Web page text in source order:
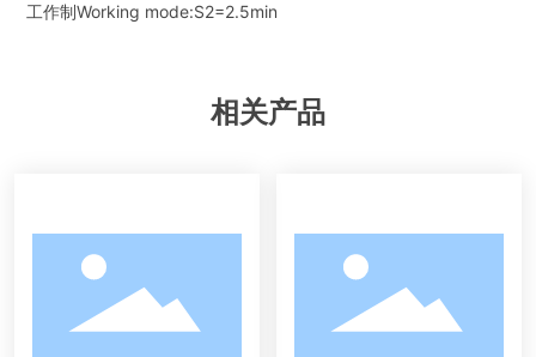
工作制Working mode:S2=2.5min
相关产品